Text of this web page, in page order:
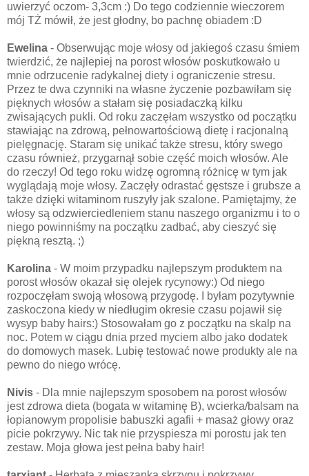
uwierzyć oczom- 3,3cm :) Do tego codziennie wieczorem
mój TŻ mówił, że jest głodny, bo pachnę obiadem :D
Ewelina - Obserwując moje włosy od jakiegoś czasu śmiem
twierdzić, że najlepiej na porost włosów poskutkowało u
mnie odrzucenie radykalnej diety i ograniczenie stresu.
Przez te dwa czynniki na własne życzenie pozbawiłam się
pięknych włosów a stałam się posiadaczką kilku
zwisających pukli. Od roku zaczęłam wszystko od początku
stawiając na zdrową, pełnowartościową dietę i racjonalną
pielęgnację. Staram się unikać także stresu, który swego
czasu również, przygarnął sobie część moich włosów. Ale
do rzeczy! Od tego roku widzę ogromną różnicę w tym jak
wyglądają moje włosy. Zaczęły odrastać gęstsze i grubsze a
także dzięki witaminom ruszyły jak szalone. Pamiętajmy, że
włosy są odzwierciedleniem stanu naszego organizmu i to o
niego powinniśmy na początku zadbać, aby cieszyć się
piękną resztą. ;)
Karolina - W moim przypadku najlepszym produktem na
porost włosów okazał się olejek rycynowy:) Od niego
rozpoczęłam swoją włosową przygodę. I byłam pozytywnie
zaskoczona kiedy w niedługim okresie czasu pojawił się
wysyp baby hairs:) Stosowałam go z początku na skalp na
noc. Potem w ciągu dnia przed myciem albo jako dodatek
do domowych masek. Lubię testować nowe produkty ale na
pewno do niego wrócę.
Nivis - Dla mnie najlepszym sposobem na porost włosów
jest zdrowa dieta (bogata w witaminę B), wcierka/balsam na
łopianowym propolisie babuszki agafii + masaż głowy oraz
picie pokrzywy. Nic tak nie przyspiesza mi porostu jak ten
zestaw. Moja głowa jest pełna baby hair!